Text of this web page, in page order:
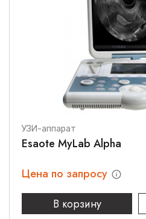
УЗИ-аппарат
Esaote MyLab Alpha
Цена по запросу
В корзину